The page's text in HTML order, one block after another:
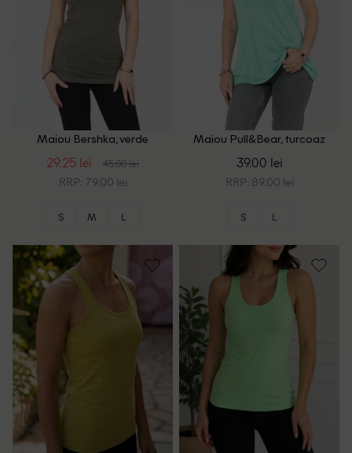
Maiou Bershka, verde
29.25 lei 45.00 lei
RRP: 79.00 lei
S M L
Maiou Pull&Bear, turcoaz
39.00 lei
RRP: 89.00 lei
S L